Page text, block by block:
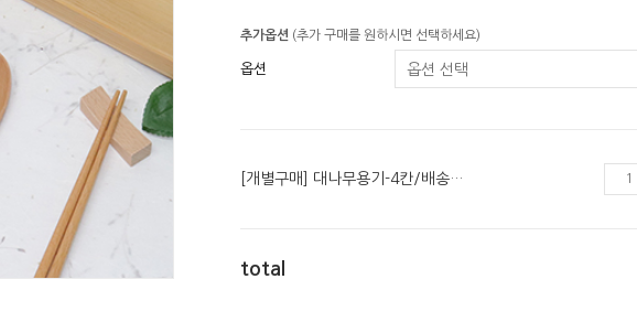
추가옵션 (추가 구매를 원하시면 선택하세요)
옵션
[개별구매] 대나무용기-4칸/배송비별도
total